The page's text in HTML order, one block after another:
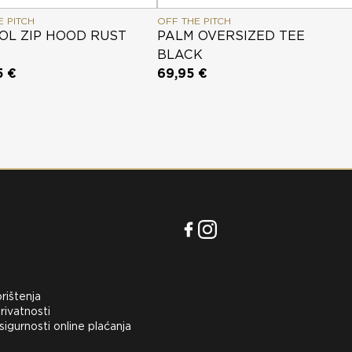
PITCH
ZIP HOOD RUST
€
OFF THE PITCH
PALM OVERSIZED TEE
BLACK
69,95 €
online plaćanja